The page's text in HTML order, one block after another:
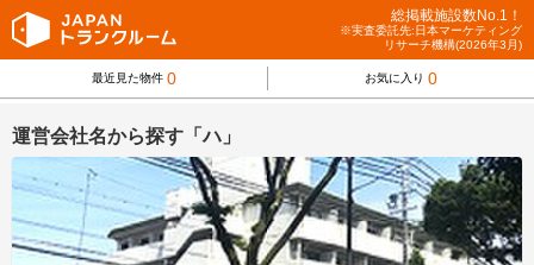
総掲載施設数No.1！
※実査委託先:日本マーケティング
リサーチ機構(2026年3月)
最近見た物件 0 お気に入り 0
運営会社名から探す「ハ」